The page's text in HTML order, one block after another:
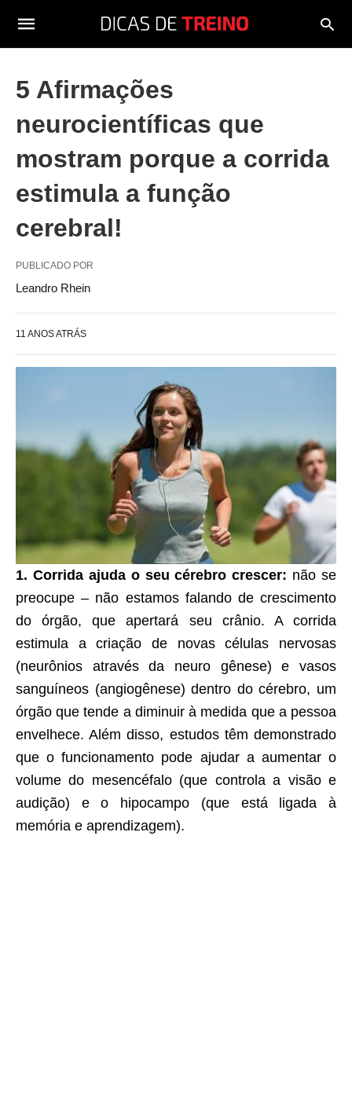
5 Afirmações
neurocientíficas que
mostram porque a corrida
estimula a função
cerebral!
PUBLICADO POR
Leandro Rhein
11 ANOS ATRÁS
1. Corrida ajuda o seu cérebro crescer: não se
preocupe – não estamos falando de crescimento
do órgão, que apertará seu crânio. A corrida
estimula a criação de novas células nervosas
(neurônios através da neuro gênese) e vasos
sanguíneos (angiogênese) dentro do cérebro, um
órgão que tende a diminuir à medida que a pessoa
envelhece. Além disso, estudos têm demonstrado
que o funcionamento pode ajudar a aumentar o
volume do mesencéfalo (que controla a visão e
audição) e o hipocampo (que está ligada à
memória e aprendizagem).